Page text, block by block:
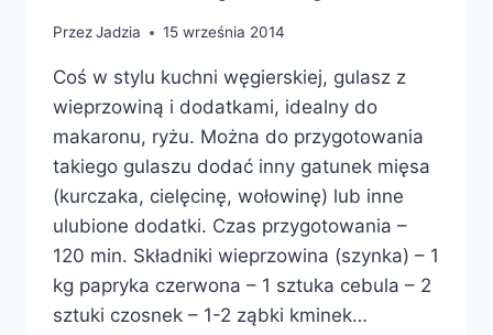
PrzezJadzia 15 września 2014
Coś w stylu kuchni węgierskiej, gulasz z
wieprzowiną i dodatkami, idealny do
makaronu, ryżu. Można do przygotowania
takiego gulaszu dodać inny gatunek mięsa
(kurczaka, cielęcinę, wołowinę) lub inne
ulubione dodatki. Czas przygotowania –
120 min. Składniki wieprzowina (szynka) – 1
kg papryka czerwona – 1 sztuka cebula – 2
sztuki czosnek – 1-2 ząbki kminek…